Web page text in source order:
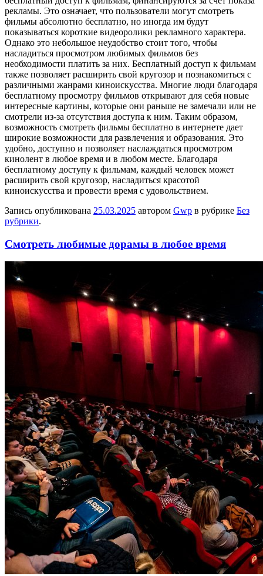
рекламы. Это означает, что пользователи могут смотреть
фильмы абсолютно бесплатно, но иногда им будут
показываться короткие видеоролики рекламного характера.
Однако это небольшое неудобство стоит того, чтобы
насладиться просмотром любимых фильмов без
необходимости платить за них. Бесплатный доступ к фильмам
также позволяет расширить свой кругозор и познакомиться с
различными жанрами киноискусства. Многие люди благодаря
бесплатному просмотру фильмов открывают для себя новые
интересные картины, которые они раньше не замечали или не
смотрели из-за отсутствия доступа к ним. Таким образом,
возможность смотреть фильмы бесплатно в интернете дает
широкие возможности для развлечения и образования. Это
удобно, доступно и позволяет наслаждаться просмотром
кинолент в любое время и в любом месте. Благодаря
бесплатному доступу к фильмам, каждый человек может
расширить свой кругозор, насладиться красотой
киноискусства и провести время с удовольствием.
Запись опубликована 25.03.2025 автором Gwp в рубрике Без
рубрики.
Смотреть любимые дорамы в любое время